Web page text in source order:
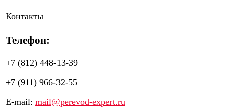
Контакты
Телефон:
+7 (812) 448-13-39
+7 (911) 966-32-55
E-mail: mail@perevod-expert.ru